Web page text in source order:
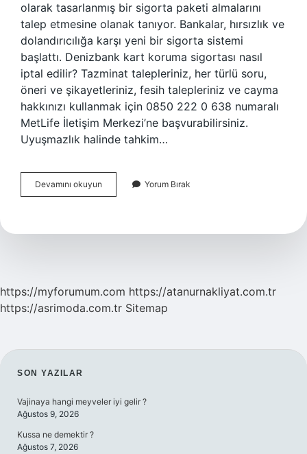
olarak tasarlanmış bir sigorta paketi almalarını
talep etmesine olanak tanıyor. Bankalar, hırsızlık ve
dolandırıcılığa karşı yeni bir sigorta sistemi
başlattı. Denizbank kart koruma sigortası nasıl
iptal edilir? Tazminat talepleriniz, her türlü soru,
öneri ve şikayetleriniz, fesih talepleriniz ve cayma
hakkınızı kullanmak için 0850 222 0 638 numaralı
MetLife İletişim Merkezi’ne başvurabilirsiniz.
Uyuşmazlık halinde tahkim…
Devamını okuyun
Koruma
Yorum Bırak
https://myforumum.com https://atanurnakliyat.com.tr
https://asrimoda.com.tr Sitemap
SIDEBAR
SON YAZILAR
Vajinaya hangi meyveler iyi gelir ?
Ağustos 9, 2026
Kussa ne demektir ?
Ağustos 7, 2026